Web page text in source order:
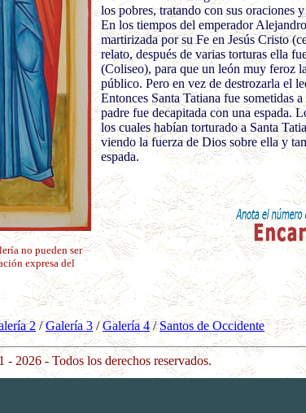
no pueden ser
expresa del
los pobres, tratando con sus oraciones
En los tiempos del emperador
martirizada por su Fe en Jesús Cristo
relato, después de varias torturas ella
(Coliseo), para que un león muy feroz
público. Pero en vez de destrozarla el
Entonces Santa Tatiana fue sometidas
padre fue decapitada con una espada.
los cuales habían torturado a Santa
viendo la fuerza de Dios sobre ella y
espada.
2/Galería 3/Galería 4/Santos de Occidente
2026 - Todos los derechos reservados.